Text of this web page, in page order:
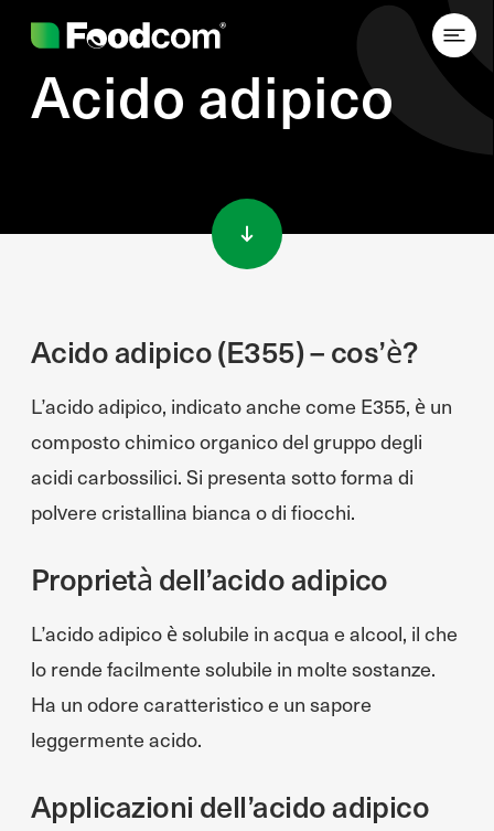
Acido adipico
Acido adipico (E355) – cos’è?
L’acido adipico, indicato anche come E355, è un
composto chimico organico del gruppo degli
acidi carbossilici. Si presenta sotto forma di
polvere cristallina bianca o di fiocchi.
Proprietà dell’acido adipico
L’acido adipico è solubile in acqua e alcool, il che
lo rende facilmente solubile in molte sostanze.
Ha un odore caratteristico e un sapore
leggermente acido.
Applicazioni dell’acido adipico